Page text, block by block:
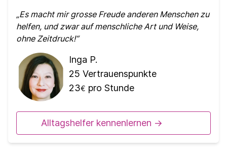
Es macht mir grosse Freude anderen Menschen zu
helfen, und zwar auf menschliche Art und Weise,
ohne Zeitdruck!
Inga P.
25 Vertrauenspunkte
23€ pro Stunde
Alltagshelfer kennenlernen ->